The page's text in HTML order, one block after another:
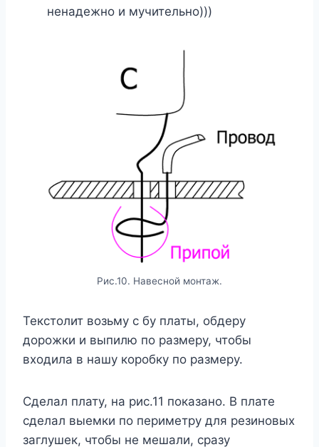
ненадежно и мучительно)))
Рис.10. Навесной монтаж.
Текстолит возьму с бу платы, обдеру
дорожки и выпилю по размеру, чтобы
входила в нашу коробку по размеру.
Сделал плату, на рис.11 показано. В плате
сделал выемки по периметру для резиновых
заглушек, чтобы не мешали, сразу